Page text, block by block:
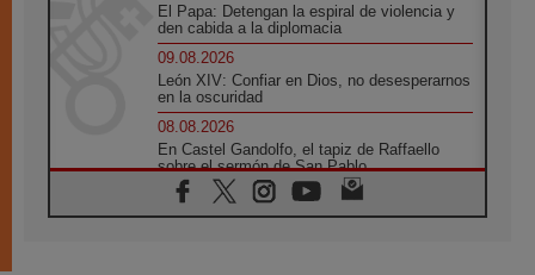
El Papa: Detengan la espiral de violencia y
den cabida a la diplomacia
09.08.2026
León XIV: Confiar en Dios, no desesperarnos
en la oscuridad
08.08.2026
En Castel Gandolfo, el tapiz de Raffaello
sobre el sermón de San Pablo
08.08.2026
En Colombia, «la paz no se compra con una